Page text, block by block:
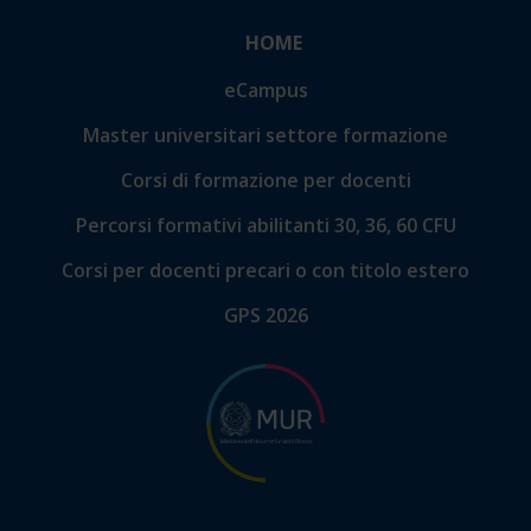
HOME
eCampus
Master universitari settore formazione
Corsi di formazione per docenti
Percorsi formativi abilitanti 30, 36, 60 CFU
Corsi per docenti precari o con titolo estero
GPS 2026